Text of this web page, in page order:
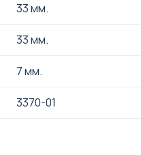
33 мм.
33 мм.
7 мм.
3370-01